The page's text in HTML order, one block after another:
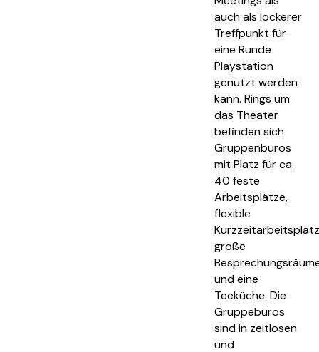
auch als lockerer
Treffpunkt für
eine Runde
Playstation
genutzt werden
kann. Rings um
das Theater
befinden sich
Gruppenbüros
mit Platz für ca.
40 feste
Arbeitsplätze,
flexible
große
und eine
Teeküche. Die
Gruppebüros
sind in zeitlosen
und